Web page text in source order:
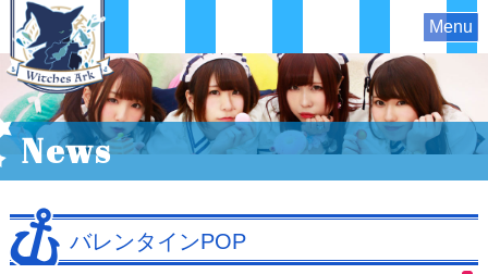
Menu
News
バレンタインPOP